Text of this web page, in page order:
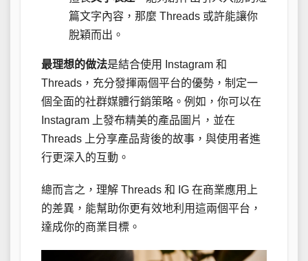
篇文字內容，那麼 Threads 或許能讓你
脫穎而出。
最理想的做法是結合使用 Instagram 和
Threads，充分發揮兩個平台的優勢，制定一
個全面的社群媒體行銷策略。例如，你可以在
Instagram 上發布精美的產品圖片，並在
Threads 上分享產品背後的故事，與使用者進
行更深入的互動。
總而言之，理解 Threads 和 IG 在商業應用上
的差異，能幫助你更有效地利用這兩個平台，
達成你的商業目標。